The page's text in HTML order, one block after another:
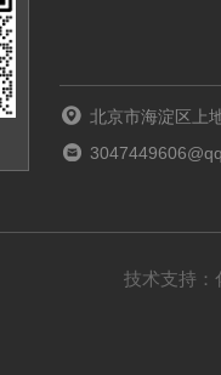
北京市海淀区上
技术支持：